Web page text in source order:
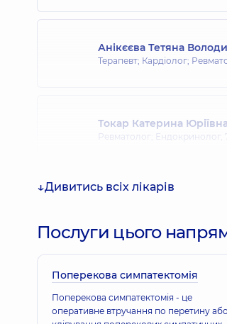
Анікєєва Тетяна
Терапевт; Кардіолог;
Токар Катерина Юріївна
Ревматолог; Ендокринолог,
Кривоус Олександр
Дивитись всіх лікарів
Послуги цього
Поперекова симпатектомія
Поперекова симпатектомія - це
оперативне втручання по перетину або